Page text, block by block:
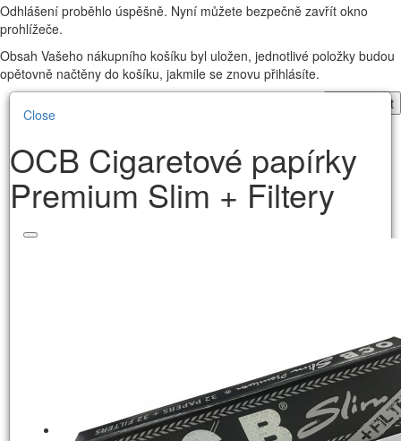
Odhlášení proběhlo úspěšně. Nyní můžete bezpečně zavřít okno
prohlížeče.
Obsah Vašeho nákupního košíku byl uložen, jednotlivé položky budou
opětovně načtěny do košíku, jakmile se znovu přihlásíte.
Pokračovat
Close
OCB Cigaretové papírky
Premium Slim + Filtery